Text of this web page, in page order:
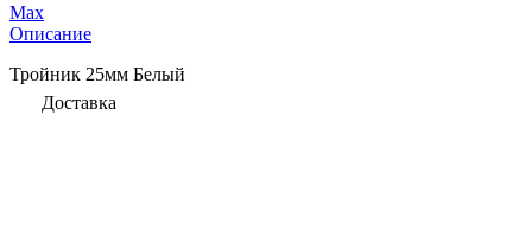
Max
Описание
Тройник 25мм Белый
Доставка